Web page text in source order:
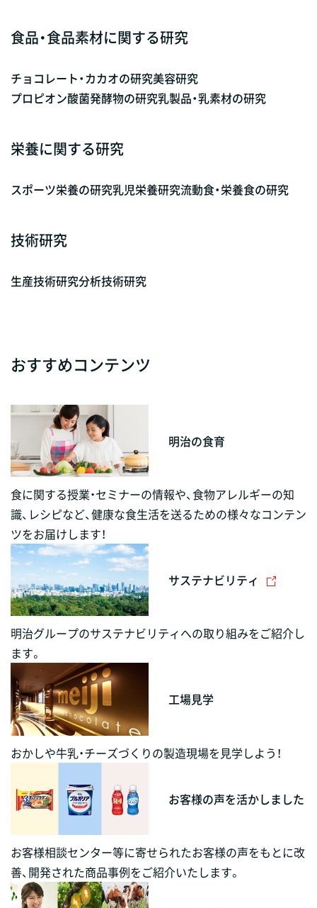
食品・食品素材に関する研究
チョコレート・カカオの研究美容研究
プロピオン酸菌発酵物の研究乳製品・乳素材の研究
栄養に関する研究
スポーツ栄養の研究乳児栄養研究流動食・栄養食の研究
技術研究
生産技術研究分析技術研究
おすすめコンテンツ
明治の食育
食に関する授業・セミナーの情報や、食物アレルギーの知
識、レシピなど、健康な食生活を送るための様々なコンテン
ツをお届けします！
サステナビリティ
明治グループのサステナビリティへの取り組みをご紹介し
ます。
工場見学
おかしや牛乳・チーズづくりの製造現場を見学しよう！
お客様の声を活かしました
お客様相談センター等に寄せられたお客様の声をもとに改
善、開発された商品事例をご紹介いたします。